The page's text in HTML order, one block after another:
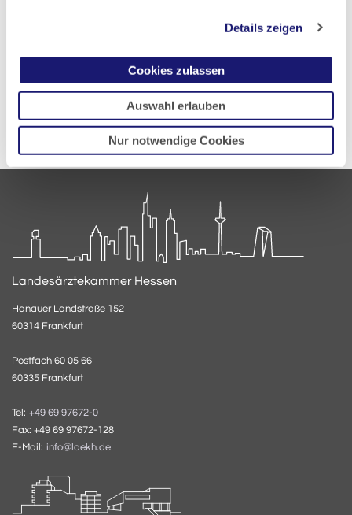
Details zeigen
Cookies zulassen
Auswahl erlauben
Nur notwendige Cookies
Landesärztekammer Hessen
Hanauer Landstraße 152
60314 Frankfurt
Postfach 60 05 66
60335 Frankfurt
Tel: +49 69 97672-0
Fax: +49 69 97672-128
E-Mail: info@laekh.de